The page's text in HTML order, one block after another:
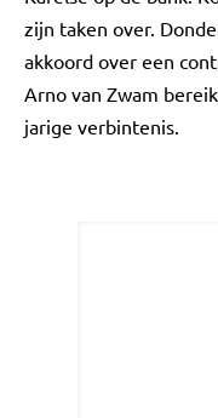
zijn taken over.
akkoord over een
Arno van Zwam
jarige verbintenis.